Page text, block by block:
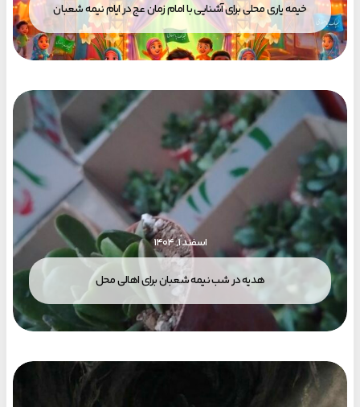
خیمه یاری محلی برای آشنایی با امام زمان عج در ایام نیمه شعبان
اسفند ۱, ۱۴۰۴
هدیه در شب نیمه شعبان برای اهالی محل